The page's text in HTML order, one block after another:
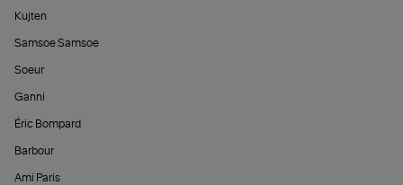
Kujten
Samsoe Samsoe
Soeur
Ganni
Éric Bompard
Barbour
Ami Paris